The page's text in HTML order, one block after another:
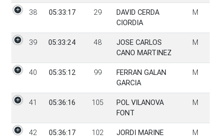
38 05:33:17 29
DAVID CERDA
CIORDIA
M
39 05:33:24 48
JOSE CARLOS
CANO MARTINEZ
M
40 05:35:12 99
FERRAN GALAN
GARCIA
M
41 05:36:16 105
POL VILANOVA
FONT
M
42 05:36:17 102
JORDI MARINE
M